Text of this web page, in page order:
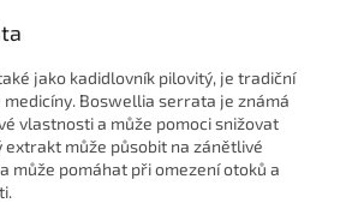
jako kadidlovník pilovitý, je tradiční
Boswellia serrata je známá
vlastnosti a může pomoci snižovat
může působit na zánětlivé
může pomáhat při omezení otoků a